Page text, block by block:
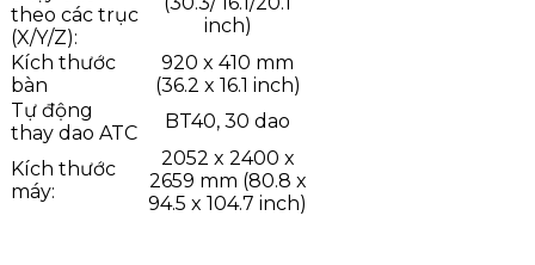
theo các trục
(X/Y/Z):
inch)
Kích thước
bàn
920 x 410 mm
(36.2 x 16.1 inch)
Tự động
thay dao ATC
BT40, 30 dao
Kích thước
máy:
2052 x 2400 x
2659 mm (80.8 x
94.5 x 104.7 inch)